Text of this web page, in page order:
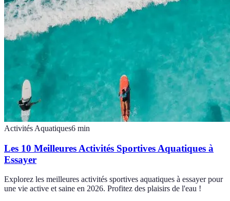
Activités Aquatiques6 min
Les 10 Meilleures Activités Sportives Aquatiques à
Essayer
Explorez les meilleures activités sportives aquatiques à essayer pour
une vie active et saine en 2026. Profitez des plaisirs de l'eau !